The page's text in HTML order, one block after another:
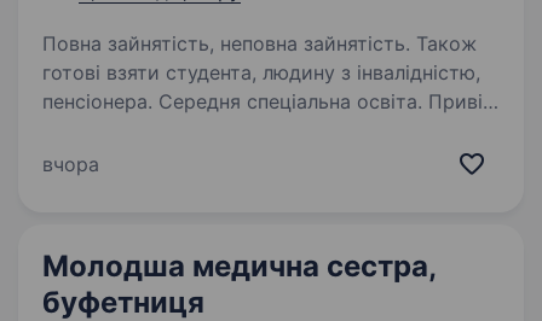
Повна зайнятість, неповна зайнятість. Також
готові взяти студента, людину з інвалідністю,
пенсіонера. Середня спеціальна освіта. Привіт!
щодня піклується про здоров’я та добробут
у сфері охорони…
вчора
Молодша медична сестра,
буфетниця